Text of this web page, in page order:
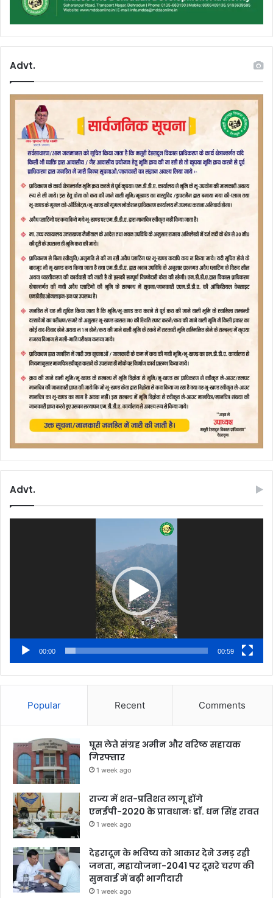
Advt.
Advt.
00:00 00:59
Popular Recent Comments
घूस लेते संग्रह अमीन और वरिष्ठ सहायक
गिरफ्तार
1 week ago
राज्य में शत-प्रतिशत लागू होंगे
एनईपी-2020 के प्रावधानः डाॅ. धन सिंह रावत
1 week ago
देहरादून के भविष्य को आकार देने उमड़ रही
जनता, महायोजना-2041 पर दूसरे चरण की
सुनवाई में बढ़ी भागीदारी
1 week ago